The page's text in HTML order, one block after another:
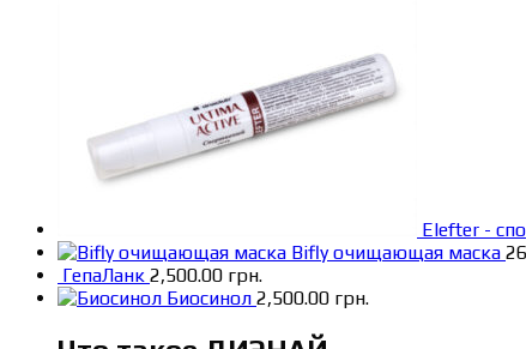
Elefter -
Bifly очищающая маска
ГепаЛанк 2,500.00 грн.
Биосинол 2,500.00 грн.